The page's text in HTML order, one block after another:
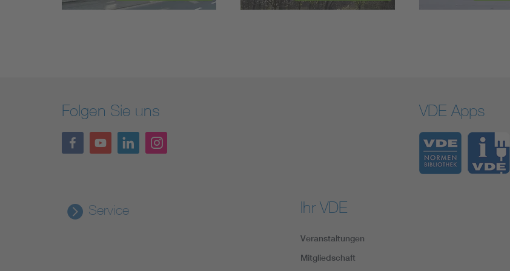
Folgen Sie uns VDE Apps
Service Ihr VDE
Veranstaltungen
Mitgliedschaft